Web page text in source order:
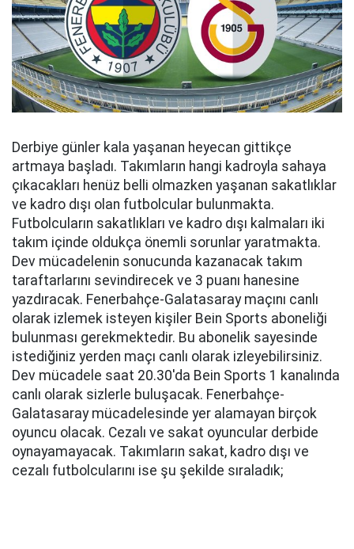
Derbiye günler kala yaşanan heyecan gittikçe
artmaya başladı. Takımların hangi kadroyla sahaya
çıkacakları henüz belli olmazken yaşanan sakatlıklar
ve kadro dışı olan futbolcular bulunmakta.
Futbolcuların sakatlıkları ve kadro dışı kalmaları iki
takım içinde oldukça önemli sorunlar yaratmakta.
Dev mücadelenin sonucunda kazanacak takım
taraftarlarını sevindirecek ve 3 puanı hanesine
yazdıracak. Fenerbahçe-Galatasaray maçını canlı
olarak izlemek isteyen kişiler Bein Sports aboneliği
bulunması gerekmektedir. Bu abonelik sayesinde
istediğiniz yerden maçı canlı olarak izleyebilirsiniz.
Dev mücadele saat 20.30'da Bein Sports 1 kanalında
canlı olarak sizlerle buluşacak. Fenerbahçe-
Galatasaray mücadelesinde yer alamayan birçok
oyuncu olacak. Cezalı ve sakat oyuncular derbide
oynayamayacak. Takımların sakat, kadro dışı ve
cezalı futbolcularını ise şu şekilde sıraladık;